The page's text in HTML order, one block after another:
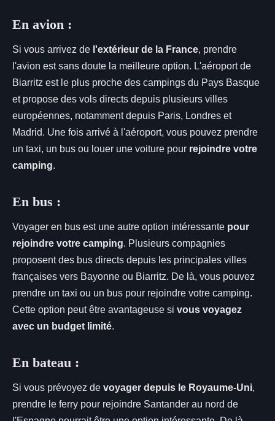
En avion :
Si vous arrivez de l'extérieur de la France, prendre
l'avion est sans doute la meilleure option. L'aéroport de
Biarritz est le plus proche des campings du Pays Basque
et propose des vols directs depuis plusieurs villes
européennes, notamment depuis Paris, Londres et
Madrid. Une fois arrivé à l'aéroport, vous pouvez prendre
un taxi, un bus ou louer une voiture pour rejoindre votre
camping.
En bus :
Voyager en bus est une autre option intéressante pour
rejoindre votre camping. Plusieurs compagnies
proposent des bus directs depuis les principales villes
françaises vers Bayonne ou Biarritz. De là, vous pouvez
prendre un taxi ou un bus pour rejoindre votre camping.
Cette option peut être avantageuse si vous voyagez
avec un budget limité.
En bateau :
Si vous prévoyez de voyager depuis le Royaume-Uni,
prendre le ferry pour rejoindre Santander au nord de